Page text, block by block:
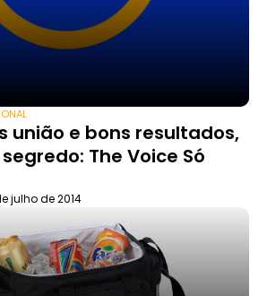
união e bons resultados,
The Voice Só
julho de 2014